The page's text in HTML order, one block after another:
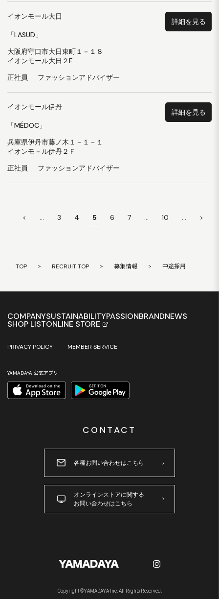
イオンモール大日
「LASUD」
大阪府守口市大日東町１－１８
イオンモール大日２F
正社員
ファッションアドバイザー
詳細を見る
イオンモール伊丹
「MÉDOC」
兵庫県伊丹市藤ノ木１－１－１
イオンモ－ル伊丹２Ｆ
正社員
ファッションアドバイザー
詳細を見る
< ... 3 4 5 6 7 ... 10 ... >
TOP > RECRUIT TOP > 募集情報 > 中途採用
COMPANYSUSTAINABILITYPASSIONBRANDNEWS
SHOP LISTONLINE STORE
PRIVACY POLICY MEMBER SERVICE
YAMADAYA 公式アプリ
CONTACT
各種お問い合わせはこちら
オンラインストアに関する
お問い合わせはこちら
Copyright ©YAMADAYA Inc. All Rights Reserved.